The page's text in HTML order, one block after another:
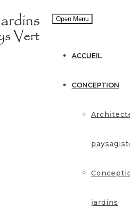
Open Menu
ACCUEIL
CONCEPTION
jardins